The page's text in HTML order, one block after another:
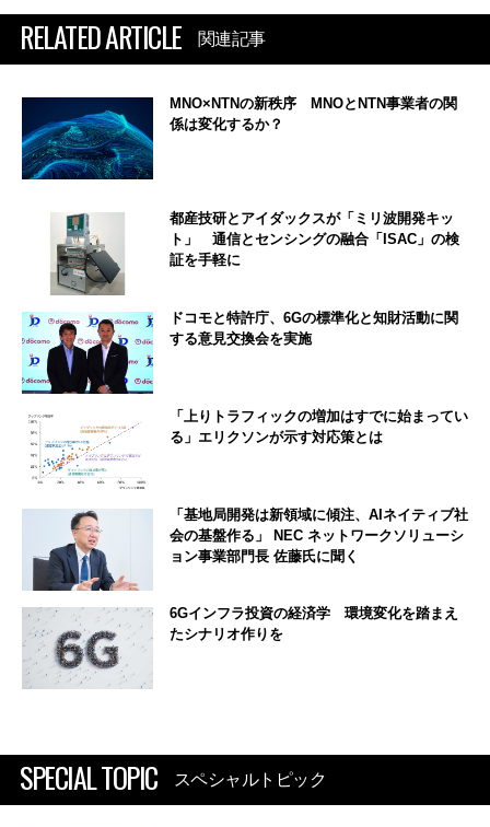
RELATED ARTICLE 関連記事
MNO×NTNの新秩序 MNOとNTN事業者の関
係は変化するか？
都産技研とアイダックスが「ミリ波開発キッ
ト」 通信とセンシングの融合「ISAC」の検
証を手軽に
ドコモと特許庁、6Gの標準化と知財活動に関
する意見交換会を実施
「上りトラフィックの増加はすでに始まってい
る」エリクソンが示す対応策とは
「基地局開発は新領域に傾注、AIネイティブ社
会の基盤作る」 NEC ネットワークソリューシ
ョン事業部門長 佐藤氏に聞く
6Gインフラ投資の経済学 環境変化を踏まえ
たシナリオ作りを
SPECIAL TOPIC スペシャルトピック